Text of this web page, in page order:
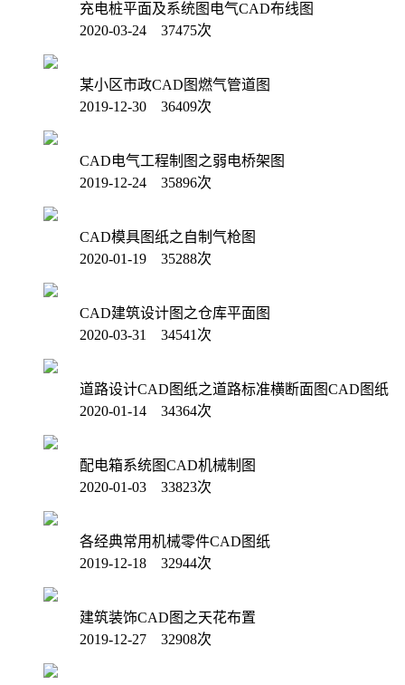
充电桩平面及系统图电气CAD布线图
2020-03-24 37475次
某小区市政CAD图燃气管道图
2019-12-30 36409次
CAD电气工程制图之弱电桥架图
2019-12-24 35896次
CAD模具图纸之自制气枪图
2020-01-19 35288次
CAD建筑设计图之仓库平面图
2020-03-31 34541次
道路设计CAD图纸之道路标准横断面图CAD图纸
2020-01-14 34364次
配电箱系统图CAD机械制图
2020-01-03 33823次
各经典常用机械零件CAD图纸
2019-12-18 32944次
建筑装饰CAD图之天花布置
2019-12-27 32908次